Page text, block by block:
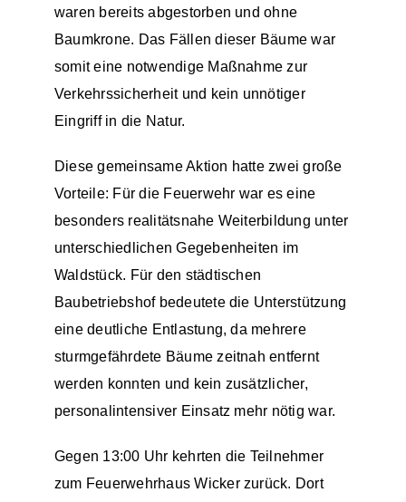
waren bereits abgestorben und ohne
Baumkrone. Das Fällen dieser Bäume war
somit eine notwendige Maßnahme zur
Verkehrssicherheit und kein unnötiger
Eingriff in die Natur.
Diese gemeinsame Aktion hatte zwei große
Vorteile: Für die Feuerwehr war es eine
besonders realitätsnahe Weiterbildung unter
unterschiedlichen Gegebenheiten im
Waldstück. Für den städtischen
Baubetriebshof bedeutete die Unterstützung
eine deutliche Entlastung, da mehrere
sturmgefährdete Bäume zeitnah entfernt
werden konnten und kein zusätzlicher,
personalintensiver Einsatz mehr nötig war.
Gegen 13:00 Uhr kehrten die Teilnehmer
zum Feuerwehrhaus Wicker zurück. Dort